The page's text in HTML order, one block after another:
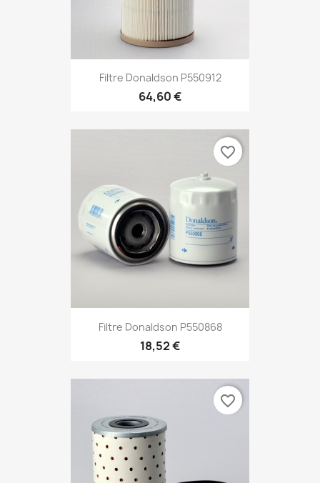
Filtre Donaldson P550912
64,60 €
Filtre Donaldson P550868
18,52 €
favorite_border
favorite_border